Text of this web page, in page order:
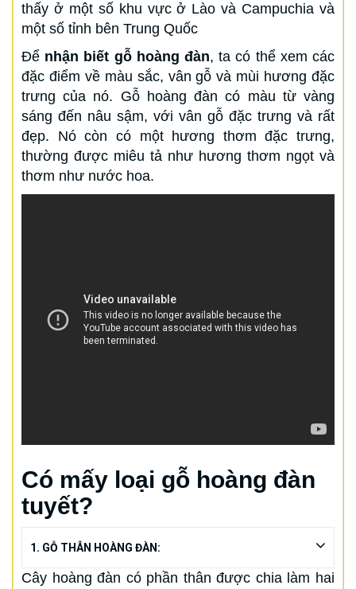
thấy ở một số khu vực ở Lào và Campuchia và
một số tỉnh bên Trung Quốc
Để nhận biết gỗ hoàng đàn, ta có thể xem các
đặc điểm về màu sắc, vân gỗ và mùi hương đặc
trưng của nó. Gỗ hoàng đàn có màu từ vàng
sáng đến nâu sậm, với vân gỗ đặc trưng và rất
đẹp. Nó còn có một hương thơm đặc trưng,
thường được miêu tả như hương thơm ngọt và
thơm như nước hoa.
Có mấy loại gỗ hoàng đàn
tuyết?
1. GỖ THÂN HOÀNG ĐÀN:
Cây hoàng đàn có phần thân được chia làm hai